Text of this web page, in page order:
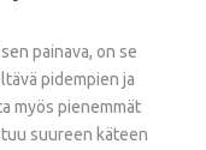
painava, on se
pidempien ja
myös pienemmät
suureen käteen